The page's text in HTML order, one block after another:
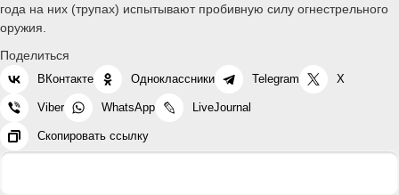
года на них (трупах) испытывают пробивную силу огнестрельного
оружия.
Поделиться
ВКонтакте Одноклассники Telegram X
Viber WhatsApp LiveJournal
Скопировать ссылку